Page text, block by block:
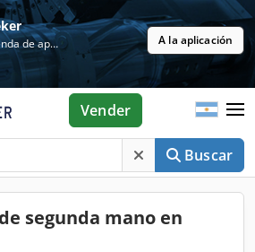
Gratis en la tienda de aplicaciones A la aplicación
Buscar
Vender
segunda mano en